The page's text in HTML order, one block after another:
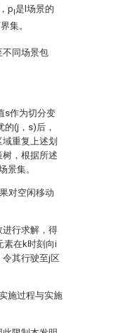
pl是l场景的
集。
不同场景包
s作为切分变
的(j，s)后，
重复上述划
，根据所述
景集。
对空闲移动
进行求解，得
素在k时刻向i
令其行驶至j区
施过程与实施